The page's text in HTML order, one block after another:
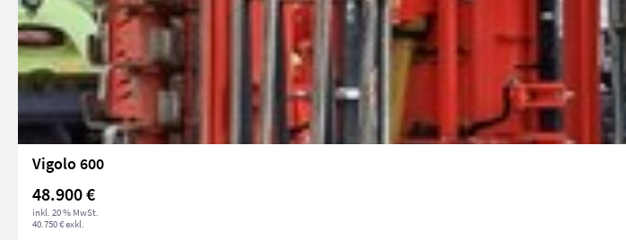
Vigolo 600
48.900 €
inkl. 20 % MwSt.
40.750 € exkl.